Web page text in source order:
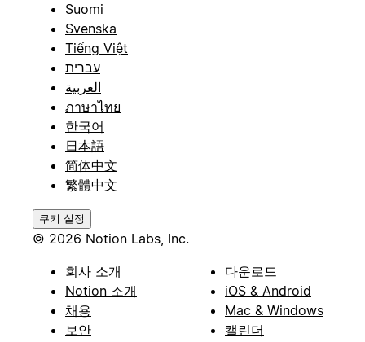
Suomi
Svenska
Tiếng Việt
עברית
العربية
ภาษาไทย
한국어
日本語
简体中文
繁體中文
쿠키 설정
© 2026 Notion Labs, Inc.
회사 소개
Notion 소개
채용
보안
다운로드
iOS & Android
Mac & Windows
캘린더